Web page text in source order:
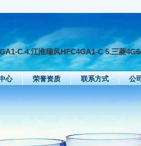
C 4.江淮瑞风HFC4GA1-C 5.三菱
心 荣誉资质 联系方式 公